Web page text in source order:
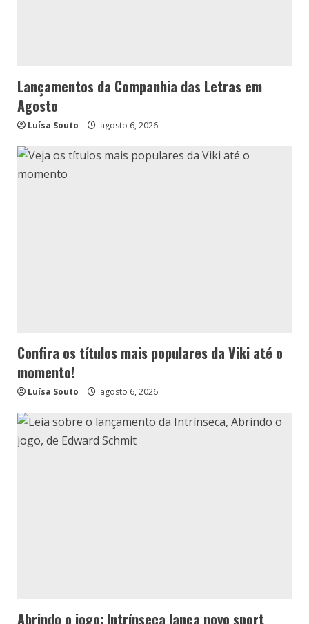
Lançamentos da Companhia das Letras em
Agosto
Luísa Souto agosto 6, 2026
Confira os títulos mais populares da Viki até o
momento!
Luísa Souto agosto 6, 2026
Abrindo o jogo: Intrínseca lança novo sport